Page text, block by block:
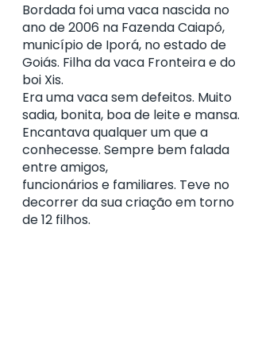
Bordada foi uma vaca nascida no
ano de 2006 na Fazenda Caiapó,
município de Iporá, no estado de
Goiás. Filha da vaca Fronteira e do
boi Xis.
Era uma vaca sem defeitos. Muito
sadia, bonita, boa de leite e mansa.
Encantava qualquer um que a
conhecesse. Sempre bem falada
entre amigos,
funcionários e familiares. Teve no
decorrer da sua criação em torno
de 12 filhos.